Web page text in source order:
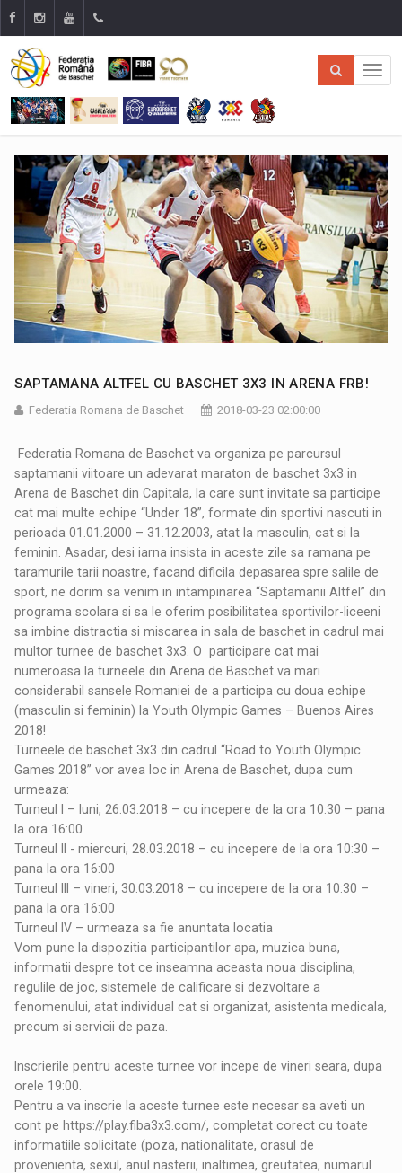
SAPTAMANA ALTFEL CU BASCHET 3X3 IN ARENA FRB!
Federatia Romana de Baschet 2018-03-23 02:00:00
Federatia Romana de Baschet va organiza pe parcursul
saptamanii viitoare un adevarat maraton de baschet 3x3 in
Arena de Baschet din Capitala, la care sunt invitate sa participe
cat mai multe echipe “Under 18”, formate din sportivi nascuti in
perioada 01.01.2000 – 31.12.2003, atat la masculin, cat si la
feminin. Asadar, desi iarna insista in aceste zile sa ramana pe
taramurile tarii noastre, facand dificila depasarea spre salile de
sport, ne dorim sa venim in intampinarea “Saptamanii Altfel” din
programa scolara si sa le oferim posibilitatea sportivilor-liceeni
sa imbine distractia si miscarea in sala de baschet in cadrul mai
multor turnee de baschet 3x3. O participare cat mai
numeroasa la turneele din Arena de Baschet va mari
considerabil sansele Romaniei de a participa cu doua echipe
(masculin si feminin) la Youth Olympic Games – Buenos Aires
2018!
Turneele de baschet 3x3 din cadrul “Road to Youth Olympic
Games 2018” vor avea loc in Arena de Baschet, dupa cum
urmeaza:
Turneul I – luni, 26.03.2018 – cu incepere de la ora 10:30 – pana
la ora 16:00
Turneul II - miercuri, 28.03.2018 – cu incepere de la ora 10:30 –
pana la ora 16:00
Turneul III – vineri, 30.03.2018 – cu incepere de la ora 10:30 –
pana la ora 16:00
Turneul IV – urmeaza sa fie anuntata locatia
Vom pune la dispozitia participantilor apa, muzica buna,
informatii despre tot ce inseamna aceasta noua disciplina,
regulile de joc, sistemele de calificare si dezvoltare a
fenomenului, atat individual cat si organizat, asistenta medicala,
precum si servicii de paza.
Inscrierile pentru aceste turnee vor incepe de vineri seara, dupa
orele 19:00.
Pentru a va inscrie la aceste turnee este necesar sa aveti un
cont pehttps://play.fiba3x3.com/, completat corect cu toate
informatiile solicitate (poza, nationalitate, orasul de
provenienta, sexul, anul nasterii, inaltimea, greutatea, numarul